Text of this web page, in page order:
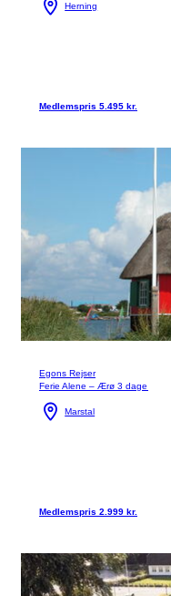
Herning
Medlemspris 5.495 kr.
Egons Rejser
Ferie Alene – Ærø 3 dage
Marstal
Medlemspris 2.999 kr.